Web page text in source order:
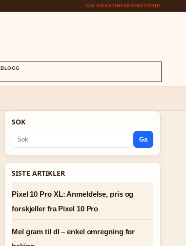
OM OSSKONTAKTHISTORIE
BLOGG
SOK
Ga
SISTE ARTIKLER
Pixel 10 Pro XL: Anmeldelse, pris og
forskjeller fra Pixel 10 Pro
Mel gram til dl – enkel omregning for